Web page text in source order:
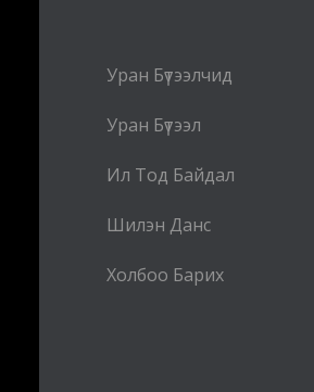
Уран Бүтээлчид
Уран Бүтээл
Ил Тод Байдал
Шилэн Данс
Холбоо Барих